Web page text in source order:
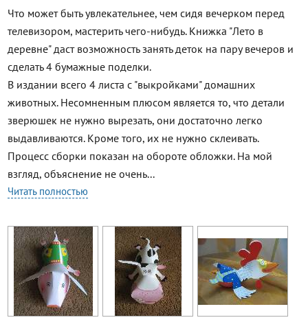
Что может быть увлекательнее, чем сидя вечерком перед
телевизором, мастерить чего-нибудь. Книжка "Лето в
деревне" даст возможность занять деток на пару вечеров и
сделать 4 бумажные поделки.
В издании всего 4 листа с "выкройками" домашних
животных. Несомненным плюсом является то, что детали
зверюшек не нужно вырезать, они достаточно легко
выдавливаются. Кроме того, их не нужно склеивать.
Процесс сборки показан на обороте обложки. На мой
взгляд, объяснение не очень...
Читать полностью